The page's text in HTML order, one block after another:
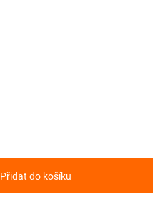
Přidat do košíku